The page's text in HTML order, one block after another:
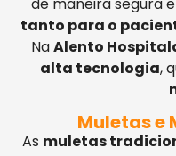
tanto para o
NaAlento
alta tecnologia,
Muletas e
As muletas